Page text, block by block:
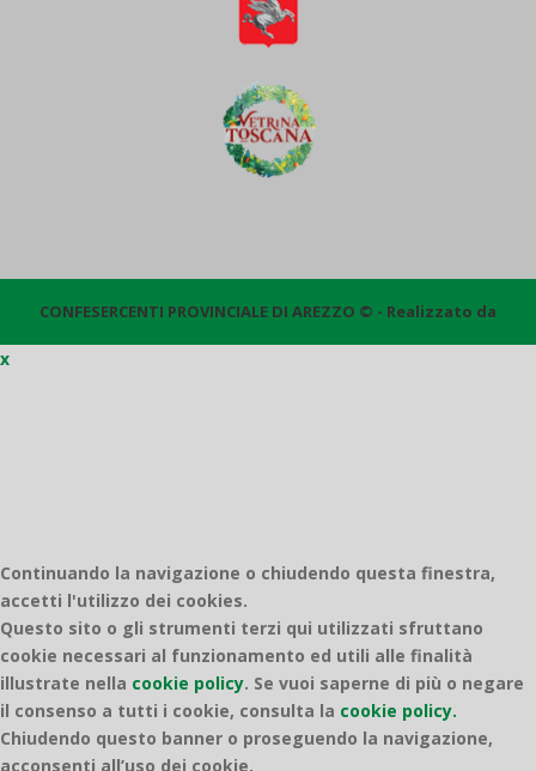
CONFESERCENTI PROVINCIALE DI AREZZO © - Realizzato da
x
Continuando la navigazione o chiudendo questa finestra,
accetti l'utilizzo dei cookies.
Questo sito o gli strumenti terzi qui utilizzati sfruttano
cookie necessari al funzionamento ed utili alle finalità
illustrate nella cookie policy. Se vuoi saperne di più o negare
il consenso a tutti i cookie, consulta la cookie policy.
Chiudendo questo banner o proseguendo la navigazione,
acconsenti all’uso dei cookie.